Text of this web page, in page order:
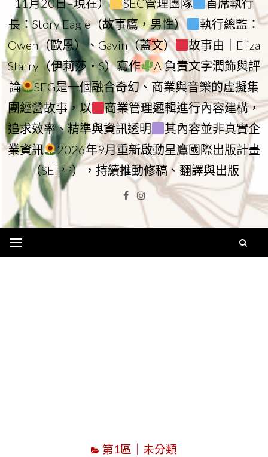
11月20日–現在） SEG管理團隊
首席執行
長：Story Eagle（故事鷹，男性）
執行總監：
Owen（歐恩）、Gavin（蓋文）
故事由｜Eliza
Starry（伊莉莎・S）寫作
AI負責文字潤飾與評
論
SEG是一個融合奇幻、商業與音樂的虛擬集
團經營故事，以
商業管理邏輯進行內容建構，
追求效率、精準與資訊透明
其內容並非真實企
業資訊
2026年9月重新啟動星鷹國際出版計畫
（SEIPP），持續推動修稿、翻譯與出版
Facebook
Instagram
第1區｜未分類